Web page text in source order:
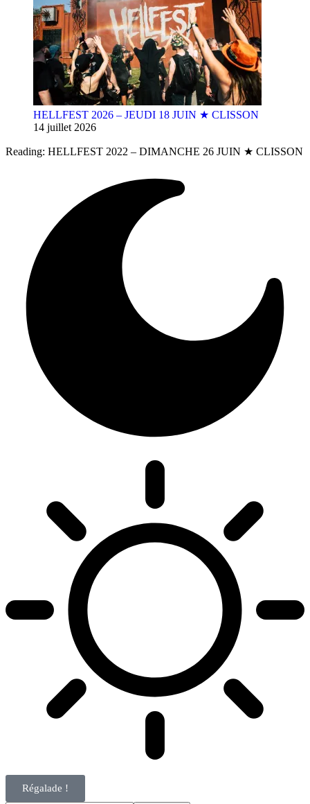
HELLFEST 2026 – JEUDI 18 JUIN ★ CLISSON
14 juillet 2026
Reading: HELLFEST 2022 – DIMANCHE 26 JUIN ★ CLISSON
Régalade !